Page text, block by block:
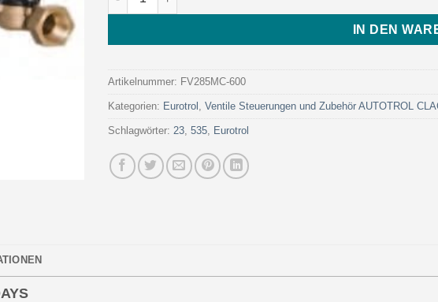
IN DEN
Artikelnummer: FV285MC-600
Kategorien: Eurotrol ,Ventile Steuerungen und Zubehör AUTOTROL
Schlagwörter: 23 ,535 Eurotrol